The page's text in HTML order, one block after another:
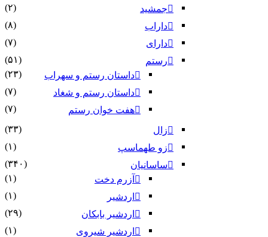
جمشید
(۲)
داراب
(۸)
دارای
(۷)
رستم
(۵۱)
داستان رستم و سهراب
(۲۳)
داستان رستم و شغاد
(۷)
هفت خوان رستم‏
(۷)
زال
(۳۳)
زو طهماسپ‏
(۱)
ساسانیان
(۳۴۰)
آزرم دخت
(۱)
اردشیر
(۱)
اردشیر بابکان
(۲۹)
اردشیر شیروی
(۱)